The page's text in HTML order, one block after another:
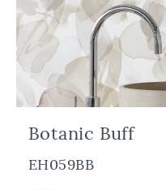
Botanic Buff
EH059BB